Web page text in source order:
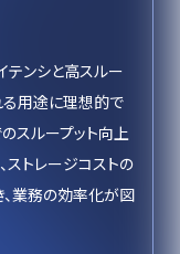
テンシと高スルー
る用途に理想的で
スループット向上
ストレージコストの
業務の効率化が図